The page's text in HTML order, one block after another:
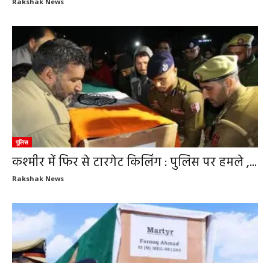
पुलिस
कश्मीर में फिर से टारगेट किलिंग : पुलिस पर हमले ,...
Rakshak News